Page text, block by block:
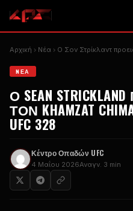
Αρχική Nέα Ο Σον Στρίκλαντ
NΈΑ
Ο SEAN
ΤΟΝ KHAMZAT
UFC 328
Κέντρο Οπαδών UFC
4 Μαΐου 2026Αναγν. 3 min